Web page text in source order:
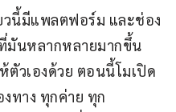
วนี้มีแพลตฟอร์ม และช่อง
มันหลากหลายมากขึ้น
วเองด้วย ตอนนี้โมเปิด
ทาง ทุกค่าย ทุก